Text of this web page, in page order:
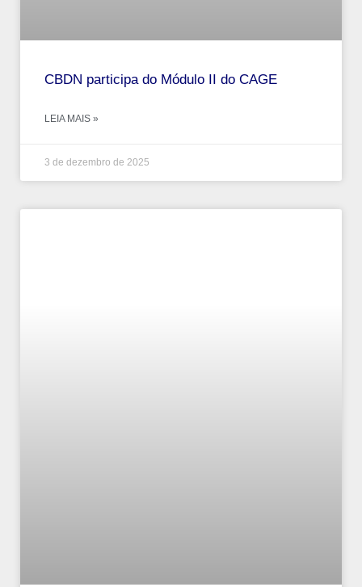
CBDN participa do Módulo II do CAGE
LEIA MAIS »
3 de dezembro de 2025